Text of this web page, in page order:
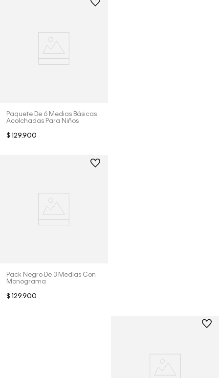
Paquete De 6 Medias Básicas
Acolchadas Para Niños
$ 129.900
Pack Negro De 3 Medias Con
Monograma
$ 129.900